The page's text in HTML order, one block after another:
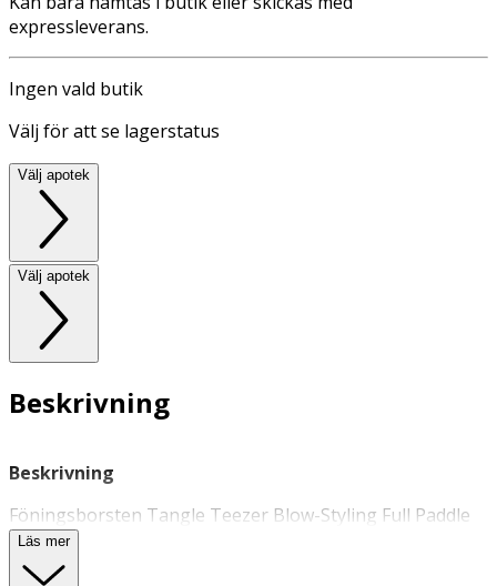
expressleverans.
Ingen vald butik
Välj för att se lagerstatus
Välj apotek
Välj apotek
Beskrivning
Beskrivning
Föningsborsten Tangle Teezer Blow-Styling Full Paddle
är en innovativ paddelborste designad för att torka håret
snabbare vid föning. Borstens piggar är skonsamma mot
Läs mer